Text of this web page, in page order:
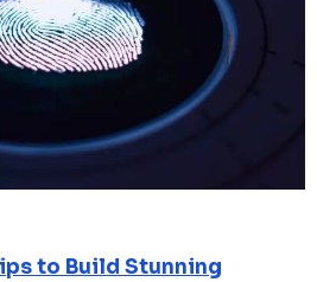
to Build Stunning